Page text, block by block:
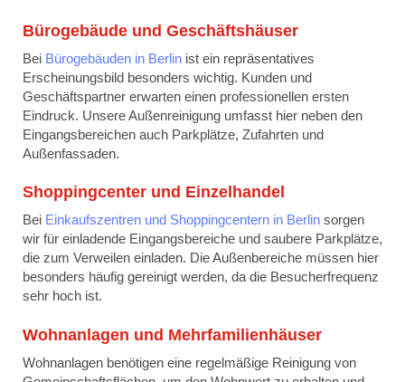
Bürogebäude und Geschäftshäuser
Bei Bürogebäuden in Berlin ist ein repräsentatives
Erscheinungsbild besonders wichtig. Kunden und
Geschäftspartner erwarten einen professionellen ersten
Eindruck. Unsere Außenreinigung umfasst hier neben den
Eingangsbereichen auch Parkplätze, Zufahrten und
Außenfassaden.
Shoppingcenter und Einzelhandel
Bei Einkaufszentren und Shoppingcentern in Berlin sorgen
wir für einladende Eingangsbereiche und saubere Parkplätze,
die zum Verweilen einladen. Die Außenbereiche müssen hier
besonders häufig gereinigt werden, da die Besucherfrequenz
sehr hoch ist.
Wohnanlagen und Mehrfamilienhäuser
Wohnanlagen benötigen eine regelmäßige Reinigung von